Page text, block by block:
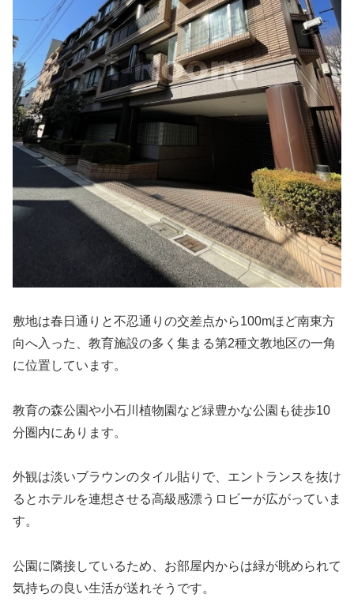
敷地は春日通りと不忍通りの交差点から100mほど南東方
向へ入った、教育施設の多く集まる第2種文教地区の一角
に位置しています。
教育の森公園や小石川植物園など緑豊かな公園も徒歩10
分圏内にあります。
外観は淡いブラウンのタイル貼りで、エントランスを抜け
るとホテルを連想させる高級感漂うロビーが広がっていま
す。
公園に隣接しているため、お部屋内からは緑が眺められて
気持ちの良い生活が送れそうです。